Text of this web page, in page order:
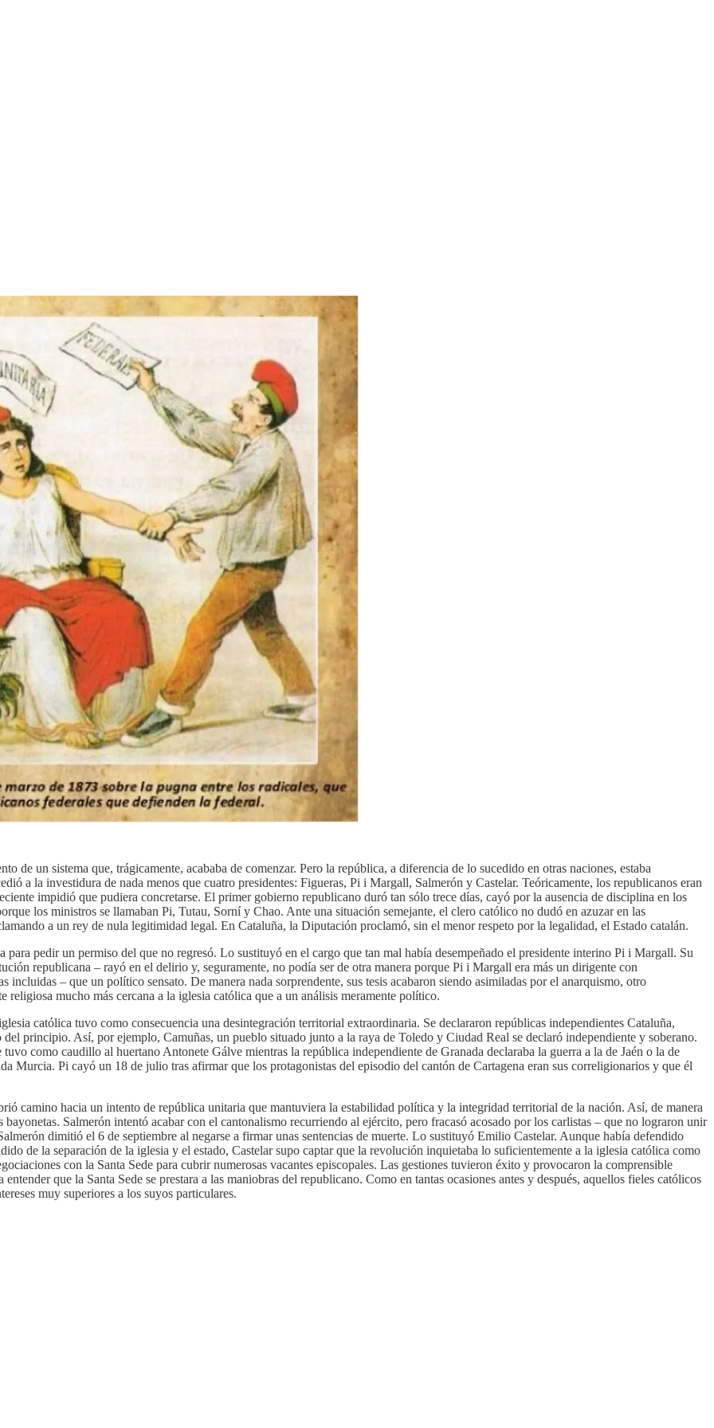
de un sistema que, trágicamente, acababa de comenzar. Pero la república, a diferencia de lo sucedido en otras naciones, estaba
a la investidura de nada menos que cuatro presidentes: Figueras, Pi i Margall, Salmerón y Castelar. Teóricamente, los republicanos eran
impidió que pudiera concretarse. El primer gobierno republicano duró tan sólo trece días, cayó por la ausencia de disciplina en los
los ministros se llamaban Pi, Tutau, Sorní y Chao. Ante una situación semejante, el clero católico no dudó en azuzar en las
a un rey de nula legitimidad legal. En Cataluña, la Diputación proclamó, sin el menor respeto por la legalidad, el Estado catalán.
para pedir un permiso del que no regresó. Lo sustituyó en el cargo que tan mal había desempeñado el presidente interino Pi i Margall. Su
republicana – rayó en el delirio y, seguramente, no podía ser de otra manera porque Pi i Margall era más un dirigente con
incluidas – que un político sensato. De manera nada sorprendente, sus tesis acabaron siendo asimiladas por el anarquismo, otro
mucho más cercana a la iglesia católica que a un análisis meramente político.
católica tuvo como consecuencia una desintegración territorial extraordinaria. Se declararon repúblicas independientes Cataluña,
principio. Así, por ejemplo, Camuñas, un pueblo situado junto a la raya de Toledo y Ciudad Real se declaró independiente y soberano.
como caudillo al huertano Antonete Gálve mientras la república independiente de Granada declaraba la guerra a la de Jaén o la de
Murcia. Pi cayó un 18 de julio tras afirmar que los protagonistas del episodio del cantón de Cartagena eran sus correligionarios y que él
camino hacia un intento de república unitaria que mantuviera la estabilidad política y la integridad territorial de la nación. Así, de manera
Salmerón intentó acabar con el cantonalismo recurriendo al ejército, pero fracasó acosado por los carlistas – que no lograron unir
dimitió el 6 de septiembre al negarse a firmar unas sentencias de muerte. Lo sustituyó Emilio Castelar. Aunque había defendido
de la separación de la iglesia y el estado, Castelar supo captar que la revolución inquietaba lo suficientemente a la iglesia católica como
con la Santa Sede para cubrir numerosas vacantes episcopales. Las gestiones tuvieron éxito y provocaron la comprensible
que la Santa Sede se prestara a las maniobras del republicano. Como en tantas ocasiones antes y después, aquellos fieles católicos
muy superiores a los suyos particulares.